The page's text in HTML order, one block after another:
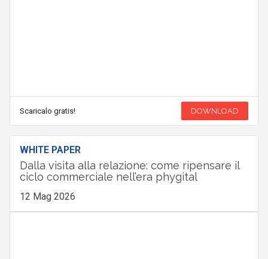
Scaricalo gratis! DOWNLOAD
WHITE PAPER
Dalla visita alla relazione: come ripensare il
ciclo commerciale nell’era phygital
12 Mag 2026